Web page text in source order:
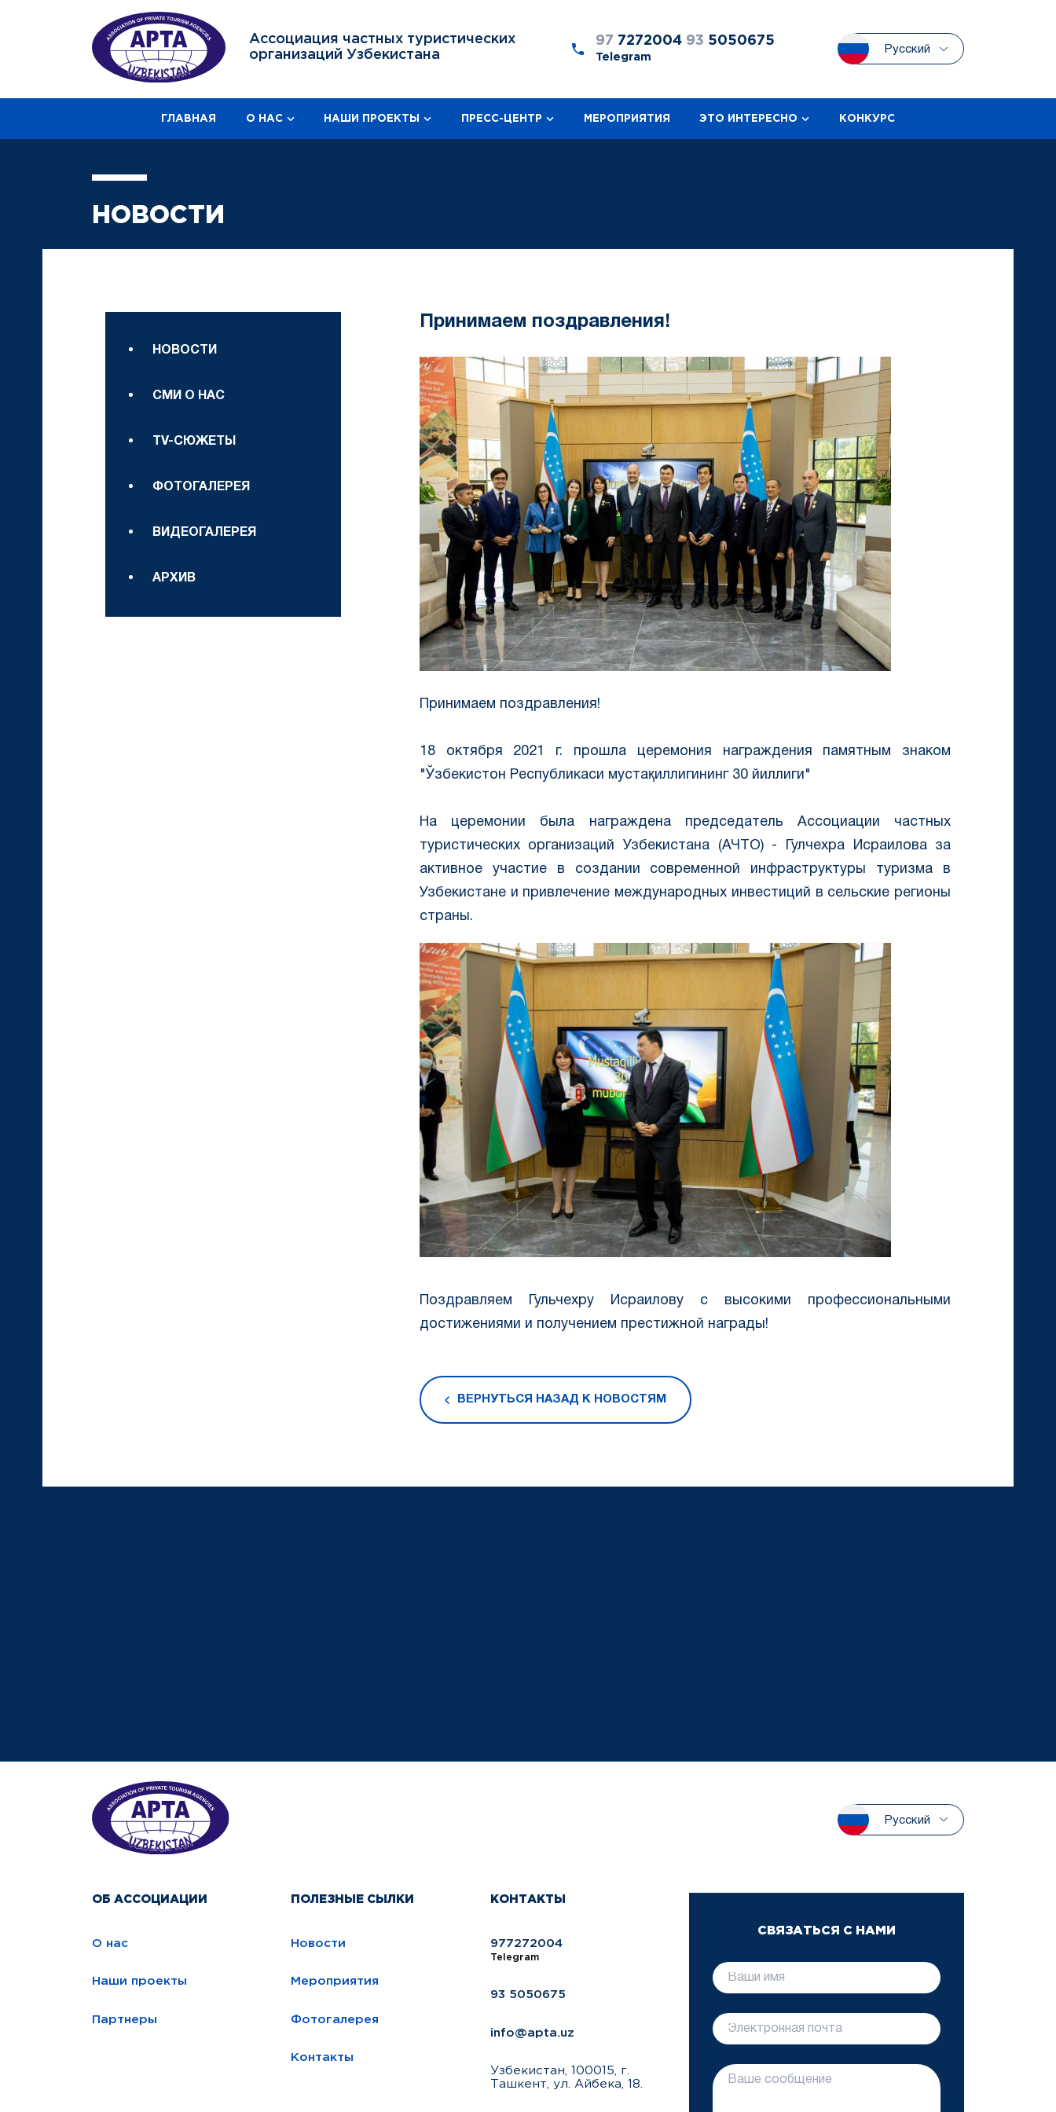
Ассоциация частных туристических
организаций Узбекистана
97 7272004 93 5050675
Telegram
Русский
ГЛАВНАЯ О НАС НАШИ ПРОЕКТЫ ПРЕСС-ЦЕНТР МЕРОПРИЯТИЯ ЭТО ИНТЕРЕСНО КОНКУРС
НОВОСТИ
НОВОСТИ
СМИ О НАС
TV-СЮЖЕТЫ
ФОТОГАЛЕРЕЯ
ВИДЕОГАЛЕРЕЯ
АРХИВ
Принимаем поздравления!
Принимаем поздравления!
18 октября 2021 г. прошла церемония награждения памятным знаком
"Ўзбекистон Республикаси мустақиллигининг 30 йиллиги"
На церемонии была награждена председатель Ассоциации частных
туристических организаций Узбекистана (АЧТО) - Гулчехра Исраилова за
активное участие в создании современной инфраструктуры туризма в
Узбекистане и привлечение международных инвестиций в сельские регионы
страны.
Поздравляем Гульчехру Исраилову с высокими профессиональными
достижениями и получением престижной награды!
ВЕРНУТЬСЯ НАЗАД К НОВОСТЯМ
Русский
ОБ АССОЦИАЦИИ
О нас
Наши проекты
Партнеры
ПОЛЕЗНЫЕ СЫЛКИ
Новости
Мероприятия
Фотогалерея
Контакты
КОНТАКТЫ
977272004
Telegram
93 5050675
info@apta.uz
Узбекистан, 100015, г.
Ташкент, ул. Айбека, 18.
СВЯЗАТЬСЯ С НАМИ